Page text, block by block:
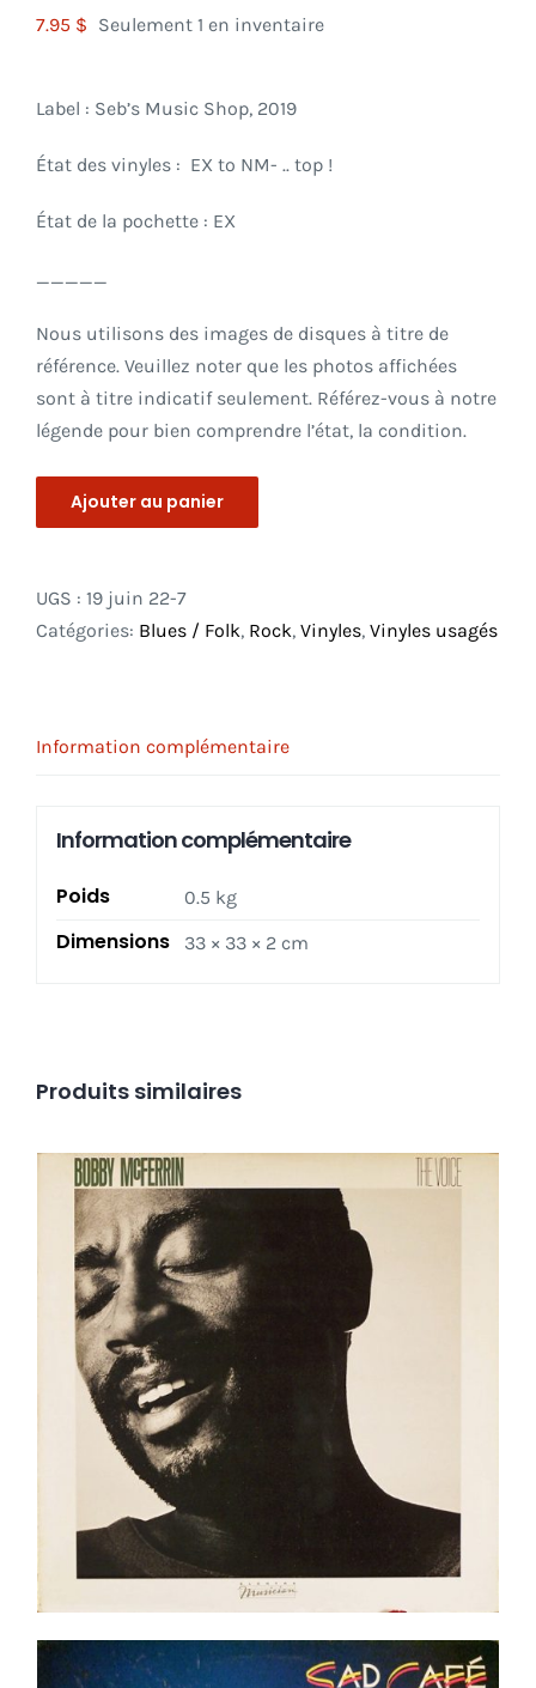
7.95 $ Seulement 1 en inventaire
Label : Seb’s Music Shop, 2019
État des vinyles : EX to NM- .. top !
État de la pochette : EX
_____
Nous utilisons des images de disques à titre de
référence. Veuillez noter que les photos affichées
sont à titre indicatif seulement. Référez-vous à notre
légende pour bien comprendre l’état, la condition.
Ajouter au panier
UGS : 19 juin 22-7
Catégories: Blues / Folk, Rock, Vinyles, Vinyles usagés
Information complémentaire
Information complémentaire
Poids 0.5 kg
Dimensions 33 × 33 × 2 cm
Produits similaires
Bobby McFerrin – The Voice LP
Ajouter au panier
Sad Café – Sad Café LP -Shrink Top copie !